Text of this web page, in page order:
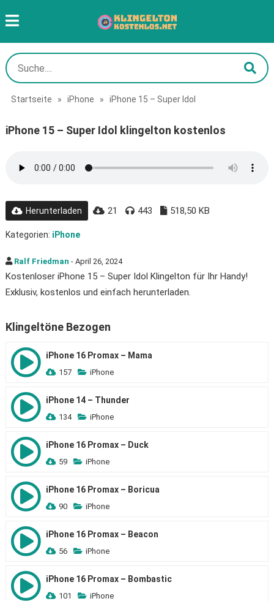
Startseite » iPhone » iPhone 15 – Super Idol
iPhone 15 – Super Idol klingelton kostenlos
Herunterladen 21 443 518,50 KB
Kategorien: iPhone
Ralf Friedman - April 26, 2024
Kostenloser iPhone 15 – Super Idol Klingelton für Ihr Handy!
Exklusiv, kostenlos und einfach herunterladen.
Klingeltöne Bezogen
iPhone 16 Promax – Mama
157 iPhone
iPhone 14 – Thunder
134 iPhone
iPhone 16 Promax – Duck
59 iPhone
iPhone 16 Promax – Boricua
90 iPhone
iPhone 16 Promax – Beacon
56 iPhone
iPhone 16 Promax – Bombastic
101 iPhone